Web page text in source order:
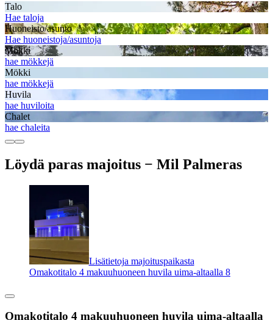
Talo
Hae taloja
Huoneisto/asunto
Hae huoneistoja/asuntoja
Mökki
hae mökkejä
Mökki
hae mökkejä
Huvila
hae huviloita
Chalet
hae chaleita
Löydä paras majoitus − Mil Palmeras
Lisätietoja majoituspaikasta
Omakotitalo 4 makuuhuoneen huvila uima-altaalla 8
Omakotitalo 4 makuuhuoneen huvila uima-altaalla